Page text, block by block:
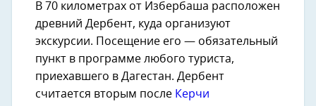
В 70 километрах от Избербаша расположен
древний Дербент, куда организуют
экскурсии. Посещение его — обязательный
пункт в программе любого туриста,
приехавшего в Дагестан. Дербент
считается вторым после Керчи